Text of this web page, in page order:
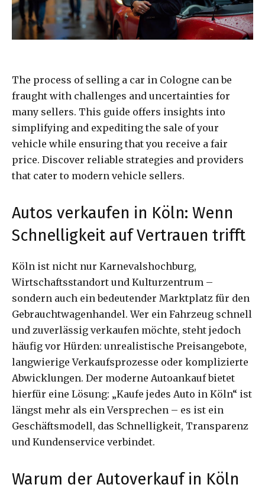
The process of selling a car in Cologne can be
fraught with challenges and uncertainties for
many sellers. This guide offers insights into
simplifying and expediting the sale of your
vehicle while ensuring that you receive a fair
price. Discover reliable strategies and providers
that cater to modern vehicle sellers.
Autos verkaufen in Köln: Wenn
Schnelligkeit auf Vertrauen trifft
Köln ist nicht nur Karnevalshochburg,
Wirtschaftsstandort und Kulturzentrum –
sondern auch ein bedeutender Marktplatz für den
Gebrauchtwagenhandel. Wer ein Fahrzeug schnell
und zuverlässig verkaufen möchte, steht jedoch
häufig vor Hürden: unrealistische Preisangebote,
langwierige Verkaufsprozesse oder komplizierte
Abwicklungen. Der moderne Autoankauf bietet
hierfür eine Lösung: „Kaufe jedes Auto in Köln“ ist
längst mehr als ein Versprechen – es ist ein
Geschäftsmodell, das Schnelligkeit, Transparenz
und Kundenservice verbindet.
Warum der Autoverkauf in Köln